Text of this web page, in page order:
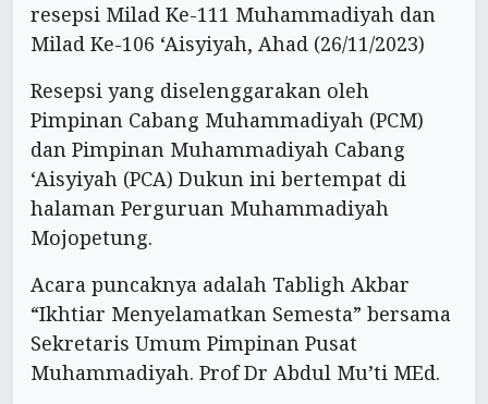
resepsi Milad Ke-111 Muhammadiyah dan
Milad Ke-106 ‘Aisyiyah, Ahad (26/11/2023)
Resepsi yang diselenggarakan oleh
Pimpinan Cabang Muhammadiyah (PCM)
dan Pimpinan Muhammadiyah Cabang
‘Aisyiyah (PCA) Dukun ini bertempat di
halaman Perguruan Muhammadiyah
Mojopetung.
Acara puncaknya adalah Tabligh Akbar
“Ikhtiar Menyelamatkan Semesta” bersama
Sekretaris Umum Pimpinan Pusat
Muhammadiyah. Prof Dr Abdul Mu’ti MEd.